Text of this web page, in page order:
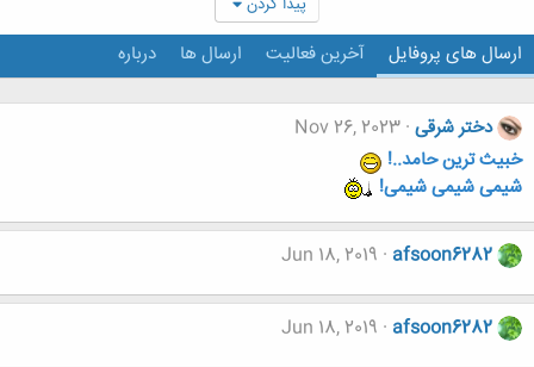
ارسال های پروفایل آخرین فعالیت ارسال ها درباره
دختر شرقی Nov 26, 2023
خبیث ترین حامد..!
شیمی شیمی شیمی!
afsoon6282
Jun 18, 2019
afsoon6282
Jun 18, 2019